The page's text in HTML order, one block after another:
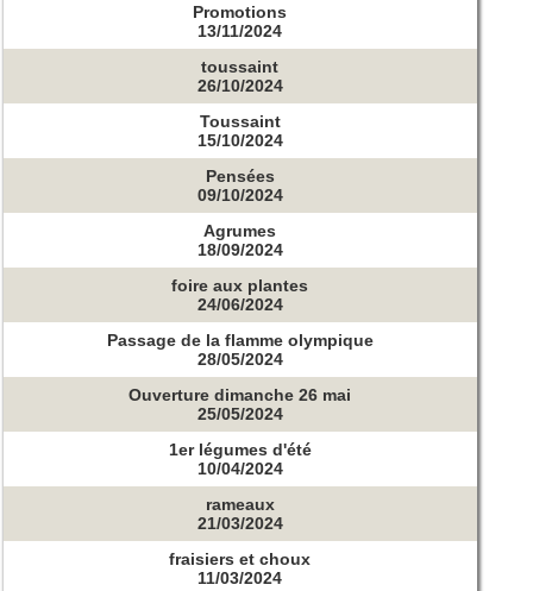
Promotions
13/11/2024
toussaint
26/10/2024
Toussaint
15/10/2024
Pensées
09/10/2024
Agrumes
18/09/2024
foire aux plantes
24/06/2024
Passage de la flamme olympique
28/05/2024
Ouverture dimanche 26 mai
25/05/2024
1er légumes d'été
10/04/2024
rameaux
21/03/2024
fraisiers et choux
11/03/2024